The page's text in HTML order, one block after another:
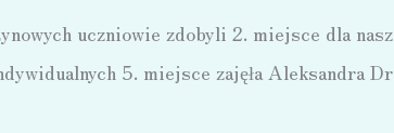
uczniowie zdobyli 2. miejsce dla
5. miejsce zajęła Aleksandra